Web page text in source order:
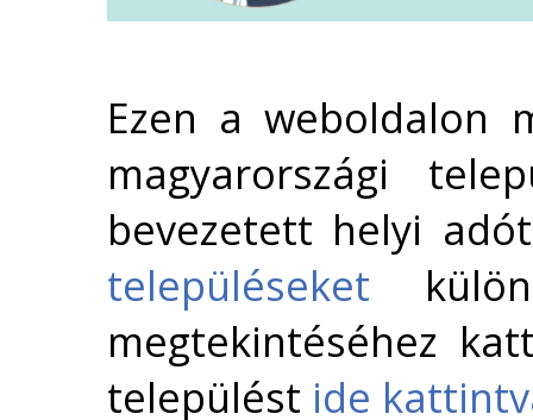
Ezen a weboldalon
magyarországi
bevezetett helyi
településeket
megtekintéséhez
települést ide